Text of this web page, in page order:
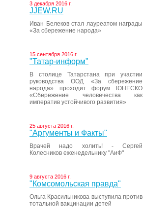
3 декабря 2016 г.
JJEW.RU
Иван Белеков стал лауреатом награды
«За сбережение народа»
15 сентября 2016 г.
"Татар-информ"
В столице Татарстана при участии
руководства ООД «За сбережение
народа» проходит форум ЮНЕСКО
«Сбережение человечества как
императив устойчивого развития»
25 августа 2016 г.
"Аргументы и Факты"
Врачей надо холить! - Сергей
Колесников еженедельнику "АиФ"
9 августа 2016 г.
"Комсомольская правда"
Ольга Красильникова выступила против
тотальной вакцинации детей